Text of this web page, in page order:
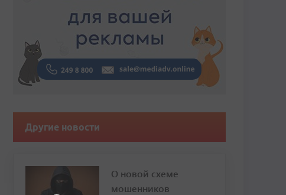
Другие новости
О новой схеме
мошенников